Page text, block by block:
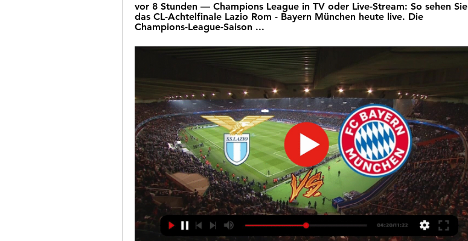
vor 8 Stunden — Champions League in TV oder Live-Stream: So sehen Sie
das CL-Achtelfinale Lazio Rom - Bayern München heute live. Die
Champions-League-Saison ...